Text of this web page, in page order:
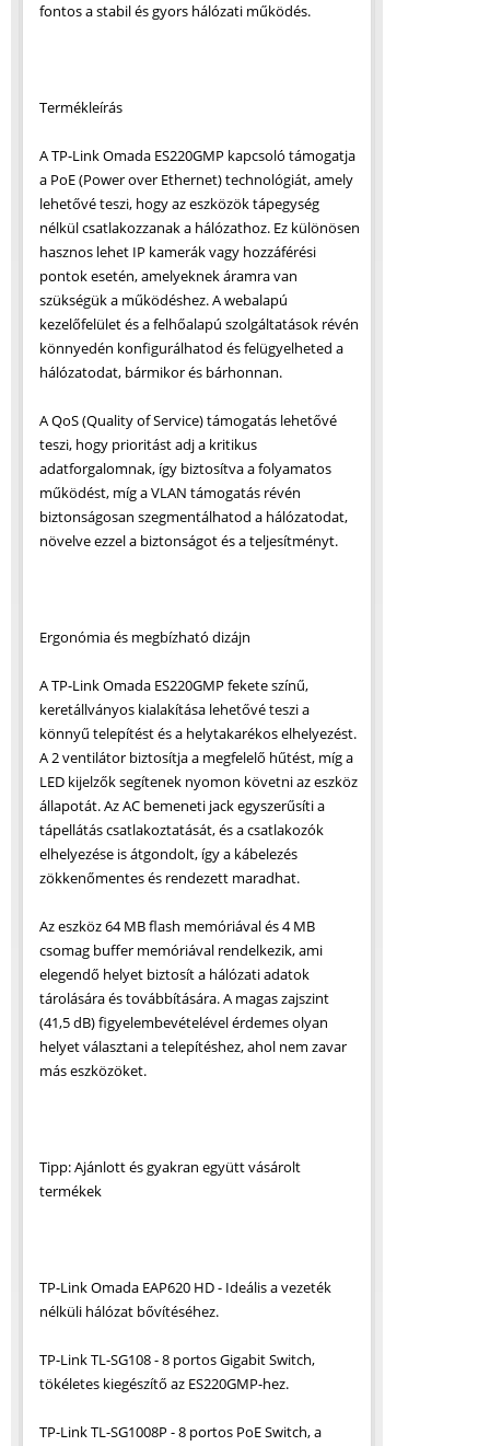
fontos a stabil és gyors hálózati működés.
Termékleírás
A TP-Link Omada ES220GMP kapcsoló támogatja
a PoE (Power over Ethernet) technológiát, amely
lehetővé teszi, hogy az eszközök tápegység
nélkül csatlakozzanak a hálózathoz. Ez különösen
hasznos lehet IP kamerák vagy hozzáférési
pontok esetén, amelyeknek áramra van
szükségük a működéshez. A webalapú
kezelőfelület és a felhőalapú szolgáltatások révén
könnyedén konfigurálhatod és felügyelheted a
hálózatodat, bármikor és bárhonnan.
A QoS (Quality of Service) támogatás lehetővé
teszi, hogy prioritást adj a kritikus
adatforgalomnak, így biztosítva a folyamatos
működést, míg a VLAN támogatás révén
biztonságosan szegmentálhatod a hálózatodat,
növelve ezzel a biztonságot és a teljesítményt.
Ergonómia és megbízható dizájn
A TP-Link Omada ES220GMP fekete színű,
keretállványos kialakítása lehetővé teszi a
könnyű telepítést és a helytakarékos elhelyezést.
A 2 ventilátor biztosítja a megfelelő hűtést, míg a
LED kijelzők segítenek nyomon követni az eszköz
állapotát. Az AC bemeneti jack egyszerűsíti a
tápellátás csatlakoztatását, és a csatlakozók
elhelyezése is átgondolt, így a kábelezés
zökkenőmentes és rendezett maradhat.
Az eszköz 64 MB flash memóriával és 4 MB
csomag buffer memóriával rendelkezik, ami
elegendő helyet biztosít a hálózati adatok
tárolására és továbbítására. A magas zajszint
(41,5 dB) figyelembevételével érdemes olyan
helyet választani a telepítéshez, ahol nem zavar
más eszközöket.
Tipp: Ajánlott és gyakran együtt vásárolt
termékek
TP-Link Omada EAP620 HD - Ideális a vezeték
nélküli hálózat bővítéséhez.
TP-Link TL-SG108 - 8 portos Gigabit Switch,
tökéletes kiegészítő az ES220GMP-hez.
TP-Link TL-SG1008P - 8 portos PoE Switch, a